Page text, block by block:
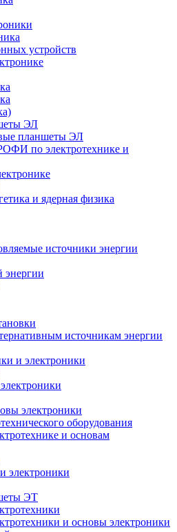
устройств
ЭЛ
планшеты ЭЛ
по электротехнике и
и ядерная физика
источники энергии
энергии
источникам энергии
и электроники
электроники
оборудования
и основам
электроники
ЭТ
и основы электроники